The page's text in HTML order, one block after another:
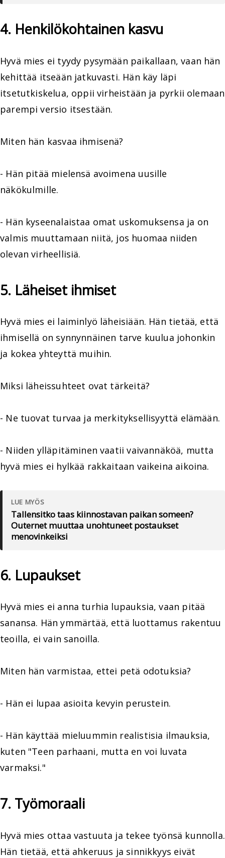
4. Henkilökohtainen kasvu
Hyvä mies ei tyydy pysymään paikallaan, vaan hän
kehittää itseään jatkuvasti. Hän käy läpi
itsetutkiskelua, oppii virheistään ja pyrkii olemaan
parempi versio itsestään.
Miten hän kasvaa ihmisenä?
- Hän pitää mielensä avoimena uusille
näkökulmille.
- Hän kyseenalaistaa omat uskomuksensa ja on
valmis muuttamaan niitä, jos huomaa niiden
olevan virheellisiä.
5. Läheiset ihmiset
Hyvä mies ei laiminlyö läheisiään. Hän tietää, että
ihmisellä on synnynnäinen tarve kuulua johonkin
ja kokea yhteyttä muihin.
Miksi läheissuhteet ovat tärkeitä?
- Ne tuovat turvaa ja merkityksellisyyttä elämään.
- Niiden ylläpitäminen vaatii vaivannäköä, mutta
hyvä mies ei hylkää rakkaitaan vaikeina aikoina.
LUE MYÖS
Tallensitko taas kiinnostavan paikan someen?
Outernet muuttaa unohtuneet postaukset
menovinkeiksi
6. Lupaukset
Hyvä mies ei anna turhia lupauksia, vaan pitää
sanansa. Hän ymmärtää, että luottamus rakentuu
teoilla, ei vain sanoilla.
Miten hän varmistaa, ettei petä odotuksia?
- Hän ei lupaa asioita kevyin perustein.
- Hän käyttää mieluummin realistisia ilmauksia,
kuten "Teen parhaani, mutta en voi luvata
varmaksi."
7. Työmoraali
Hyvä mies ottaa vastuuta ja tekee työnsä kunnolla.
Hän tietää, että ahkeruus ja sinnikkyys eivät